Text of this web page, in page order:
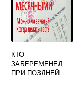
КТО
ЗАБЕРЕМЕНЕЛ
ПРИ ПОЗДНЕЙ